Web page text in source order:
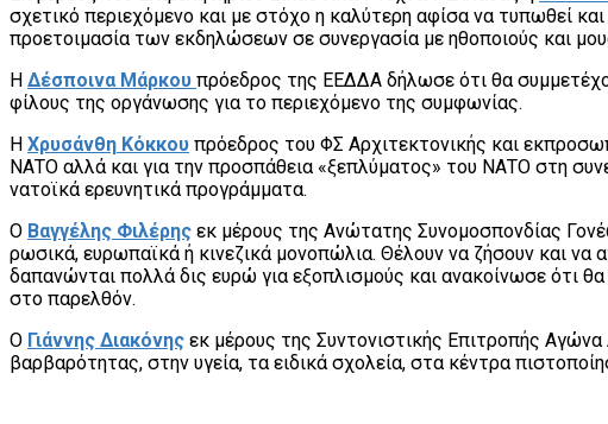
σχετικό περιεχόμενο και με στόχο η καλύτερη αφίσα να τυπωθεί
προετοιμασία των εκδηλώσεων σε συνεργασία με ηθοποιούς και
Η Δέσποινα Μάρκου πρόεδρος της ΕΕΔΔΑ δήλωσε ότι θα
φίλους της οργάνωσης για το περιεχόμενο της συμφωνίας.
Η Χρυσάνθη Κόκκου πρόεδρος του ΦΣ Αρχιτεκτονικής και
ΝΑΤΟ αλλά και για την προσπάθεια «ξεπλύματος» του ΝΑΤΟ στη
νατοϊκά ερευνητικά προγράμματα.
Ο Βαγγέλης Φιλέρης εκ μέρους της Ανώτατης Συνομοσπονδίας
ρωσικά, ευρωπαϊκά ή κινεζικά μονοπώλια. Θέλουν να ζήσουν και
δαπανώνται πολλά δις ευρώ για εξοπλισμούς και ανακοίνωσε ότι
στο παρελθόν.
Ο Γιάννης Διακόνης εκ μέρους της Συντονιστικής Επιτροπής
βαρβαρότητας, στην υγεία, τα ειδικά σχολεία, στα κέντρα